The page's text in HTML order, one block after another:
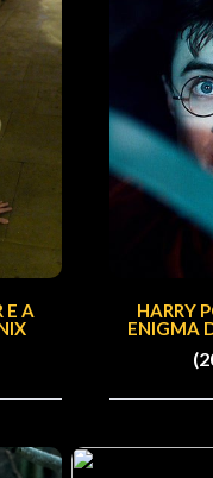
E A
HARRY
ENIGMA